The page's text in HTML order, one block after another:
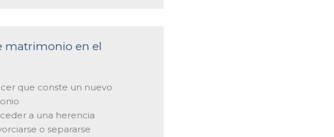
matrimonio en el
que conste un nuevo
a una herencia
o separarse